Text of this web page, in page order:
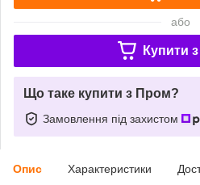
або
Купити з
Що таке купити з Пром?
Замовлення під захистом
Опис Характеристики